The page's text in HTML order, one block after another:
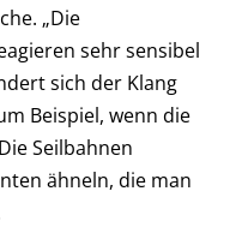
„Die
sehr sensibel
sich der Klang
Beispiel, wenn die
Seilbahnen
ähneln, die man